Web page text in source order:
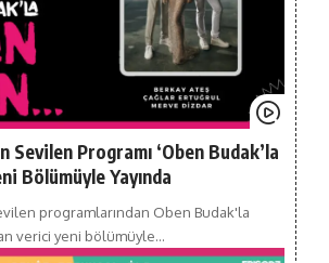
Sevilen Programı ‘Oben Budak’la
Bölümüyle Yayında
programlarından Oben Budak'la
verici yeni bölümüyle…